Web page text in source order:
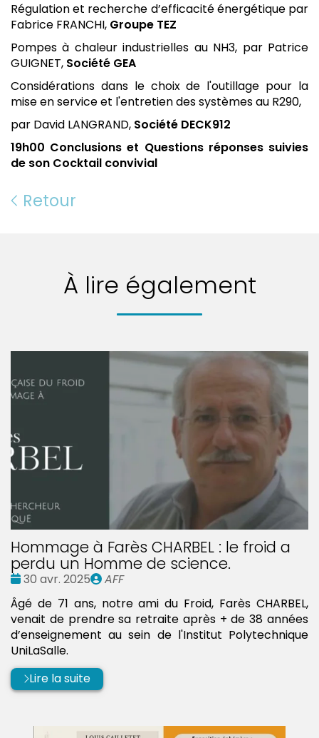
Régulation et recherche d’efficacité énergétique par
Fabrice FRANCHI, Groupe TEZ
Pompes à chaleur industrielles au NH3, par Patrice
GUIGNET, Société GEA
Considérations dans le choix de l'outillage pour la
mise en service et l'entretien des systèmes au R290,
par David LANGRAND, Société DECK912
19h00 Conclusions et Questions réponses suivies
de son Cocktail convivial
Retour
À lire également
Hommage à Farès CHARBEL : le froid a
perdu un Homme de science.
Date
30 avr. 2025
Publié
AFF
Âgé de 71 ans, notre ami du Froid, Farès CHARBEL,
venait de prendre sa retraite après + de 38 années
d’enseignement au sein de l'Institut Polytechnique
UniLaSalle.
Lire la suite